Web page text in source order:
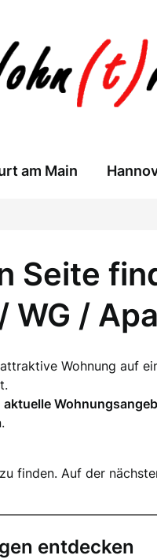
am Main
Seite
WG /
Wohnung auf
aktuelle
finden. Auf der
entdecken